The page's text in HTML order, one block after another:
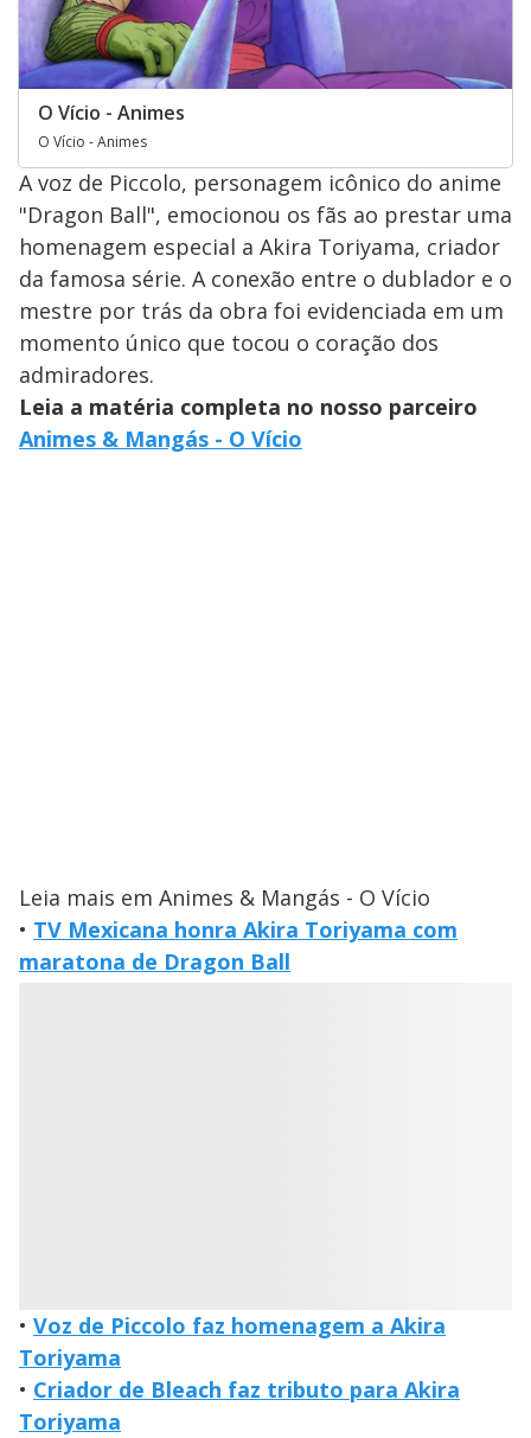
O Vício - Animes
O Vício - Animes
A voz de Piccolo, personagem icônico do anime
"Dragon Ball", emocionou os fãs ao prestar uma
homenagem especial a Akira Toriyama, criador
da famosa série. A conexão entre o dublador e o
mestre por trás da obra foi evidenciada em um
momento único que tocou o coração dos
admiradores.
Leia a matéria completa no nosso parceiro
Animes & Mangás - O Vício
Leia mais em Animes & Mangás - O Vício
• TV Mexicana honra Akira Toriyama com
maratona de Dragon Ball
• Voz de Piccolo faz homenagem a Akira
Toriyama
• Criador de Bleach faz tributo para Akira
Toriyama